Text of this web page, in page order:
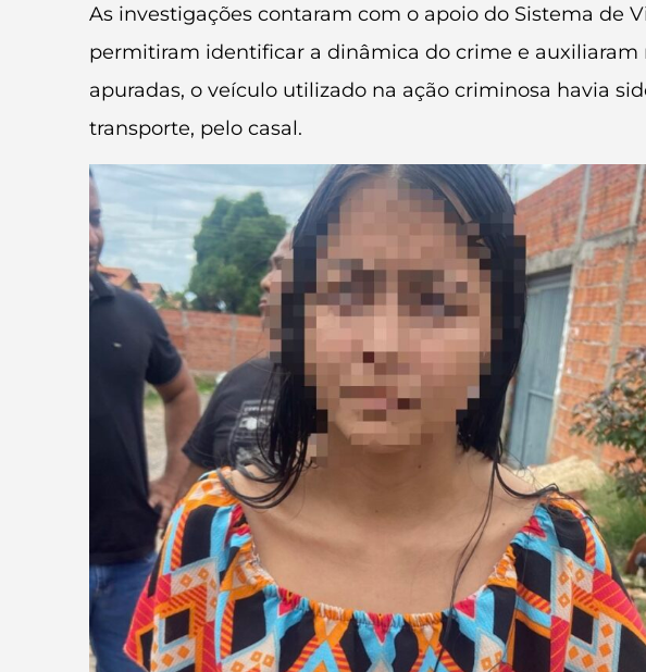
As investigações contaram com o apoio do Sistema de
permitiram identificar a dinâmica do crime e auxiliaram
apuradas, o veículo utilizado na ação criminosa havia
transporte, pelo casal.